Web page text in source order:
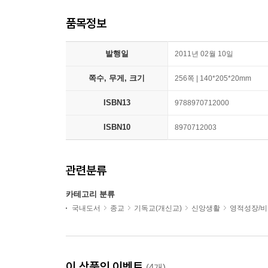
품목정보
발행일 2011년 02월 10일
쪽수, 무게, 크기 256쪽 | 140*205*20mm
ISBN13 9788970712000
ISBN10 8970712003
관련분류
카테고리 분류
국내도서 종교 기독교(개신교) 신앙생활 영적성장/